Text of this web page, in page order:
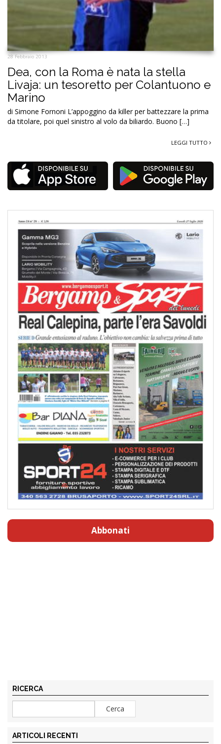
28 Febbraio 2013
Dea, con la Roma è nata la stella
Livaja: un tesoretto per Colantuono e
Marino
di Simone Fornoni L’appoggino da killer per battezzare la prima
da titolare, poi quel sinistro al volo da biliardo. Buono […]
LEGGI TUTTO
Abbonati
RICERCA
ARTICOLI RECENTI